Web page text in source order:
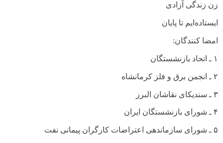
زن زندگی آزادی
ایستاده‌ایم تا پایان
امضا کنندگان:
۱ ـ اتحاد بازنشستگان
۲ ـ انجمن برق و فلز کرمانشاه
۳ ـ سندیکای نقاشان البرز
۴ ـ شورای بازنشستگان ایران
۵ ـ شورای سازماندهی اعتراضات کارگران پیمانی نفت